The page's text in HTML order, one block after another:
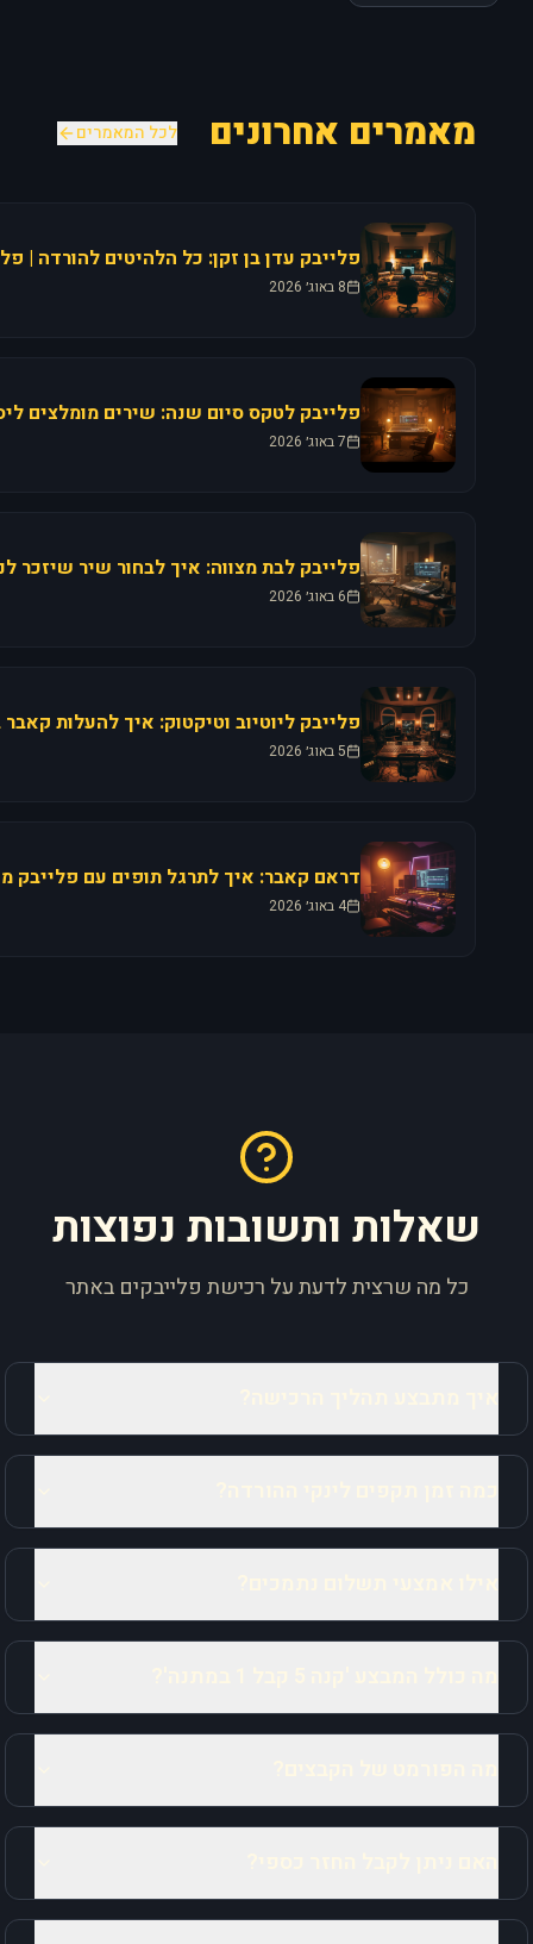
מאמרים אחרונים לכל המאמרים
8 באוג׳ 2026
7 באוג׳ 2026
6 באוג׳ 2026
5 באוג׳ 2026
4 באוג׳ 2026
שאלות ותשובות נפוצות
כל מה שרצית לדעת על רכישת פלייבקים באתר